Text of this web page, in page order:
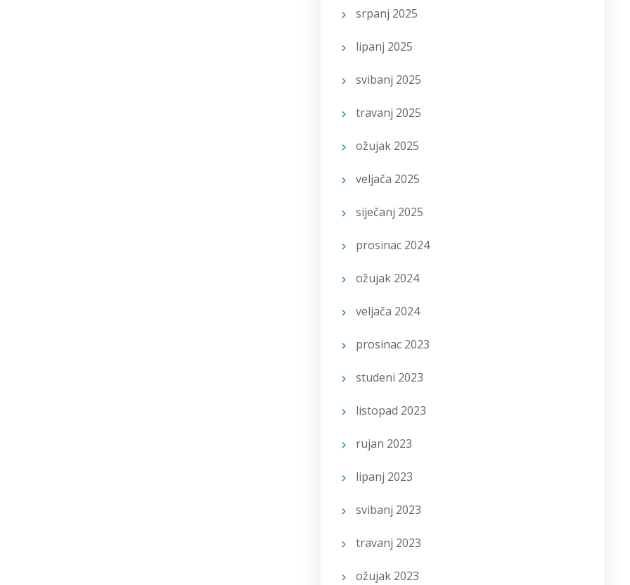
srpanj 2025
lipanj 2025
svibanj 2025
travanj 2025
ožujak 2025
veljača 2025
siječanj 2025
prosinac 2024
ožujak 2024
veljača 2024
prosinac 2023
studeni 2023
listopad 2023
rujan 2023
lipanj 2023
svibanj 2023
travanj 2023
ožujak 2023